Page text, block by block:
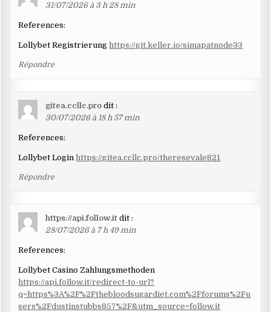
31/07/2026 à 3 h 28 min
References:
Lollybet Registrierunghttps://git.keller.io/simapatnode33
Répondre
gitea.ccllc.pro dit :
30/07/2026 à 18 h 57 min
References:
Lollybet Login https://gitea.ccllc.pro/theresevale821
Répondre
https://api.follow.it dit :
28/07/2026 à 7 h 49 min
References:
Lollybet Casino Zahlungsmethoden
https://api.follow.it/redirect-to-url?
q=https%3A%2F%2Fthebloodsugardiet.com%2Fforums%2Fu
sers%2Fdustinstubbs857%2F&utm_source=follow.it